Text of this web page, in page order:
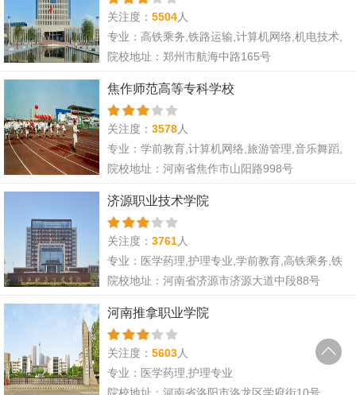
关注度： 5504人
专业：高铁乘务,铁路运输,计算机网络,机电技术,
土木水利,旅游管理,汽车工程,财经会计,电子商务,
市场营销,航空服务
院校地址：郑州市航海中路165号
焦作师范高等专科学校
关注度： 3578人
专业：学前教育,计算机网络,旅游管理,音乐舞蹈,
运动训练
院校地址：河南省焦作市山阳路998号
济源职业技术学院
关注度： 3761人
专业：医学药理,护理专业,学前教育,高铁乘务,铁
路运输,计算机网络,机电技术,土木水利,旅游管理,
汽车工程,财经会计,电子商务,市场营销,航空服务,
院校地址：河南省济源市济源大道中段88号
河南推拿职业学院
关注度： 5603人
专业：医学药理,护理专业